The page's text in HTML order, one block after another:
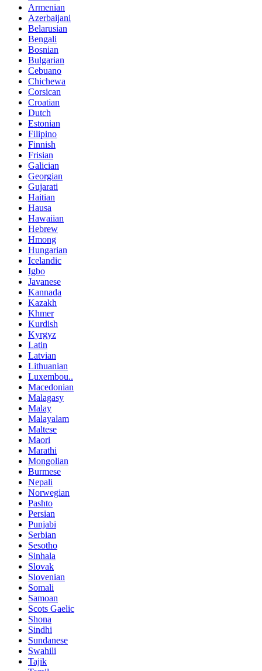
Armenian
Azerbaijani
Belarusian
Bengali
Bosnian
Bulgarian
Cebuano
Chichewa
Corsican
Croatian
Dutch
Estonian
Filipino
Finnish
Frisian
Galician
Georgian
Gujarati
Haitian
Hausa
Hawaiian
Hebrew
Hmong
Hungarian
Icelandic
Igbo
Javanese
Kannada
Kazakh
Khmer
Kurdish
Kyrgyz
Latin
Latvian
Lithuanian
Luxembou..
Macedonian
Malagasy
Malay
Malayalam
Maltese
Maori
Marathi
Mongolian
Burmese
Nepali
Norwegian
Pashto
Persian
Punjabi
Serbian
Sesotho
Sinhala
Slovak
Slovenian
Somali
Samoan
Scots Gaelic
Shona
Sindhi
Sundanese
Swahili
Tajik